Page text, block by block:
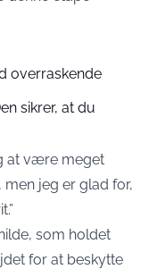
overraskende
sikrer, at du
at være meget
men jeg er glad for,
som holdet
for at beskytte